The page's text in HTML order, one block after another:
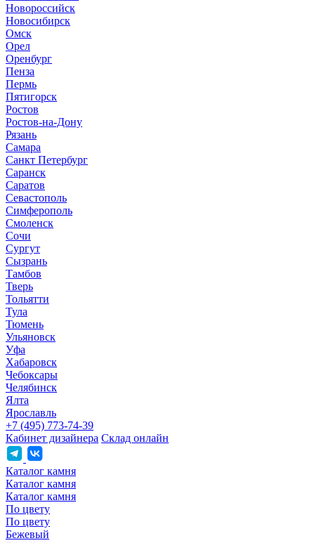
Новороссийск
Новосибирск
Омск
Орел
Оренбург
Пенза
Пермь
Пятигорск
Ростов
Ростов-на-Дону
Рязань
Самара
Санкт Петербург
Саранск
Саратов
Севастополь
Симферополь
Смоленск
Сочи
Сургут
Сызрань
Тамбов
Тверь
Тольятти
Тула
Тюмень
Ульяновск
Уфа
Хабаровск
Чебоксары
Челябинск
Ялта
Ярославль
+7 (495) 773-74-39
Кабинет дизайнера Склад онлайн
Каталог камня
Каталог камня
Каталог камня
По цвету
По цвету
Бежевый